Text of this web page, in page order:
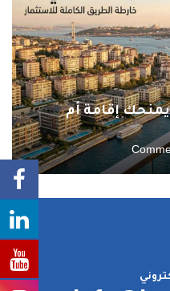
إقامة أم